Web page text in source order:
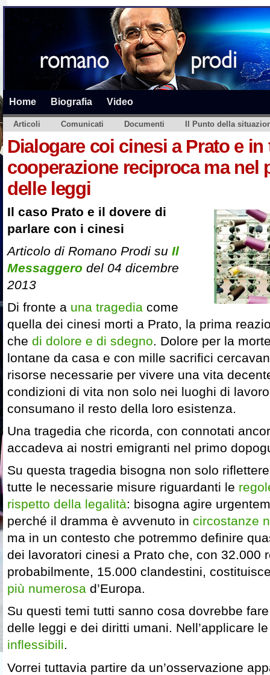
Home Biografia Video
Articoli Comunicati Documenti Il Punto della
Dialogare coi cinesi a Prato e in
cooperazione reciproca ma nel
delle leggi
Il caso Prato e il dovere di
parlare con i cinesi
Articolo di Romano Prodi su Il
Messaggero del 04 dicembre
2013
Di fronte a una tragedia come
quella dei cinesi morti a Prato, la prima
che di dolore e di sdegno. Dolore per la
lontane da casa e con mille sacrifici
risorse necessarie per vivere una vita
condizioni di vita non solo nei luoghi di
consumano il resto della loro esistenza.
Una tragedia che ricorda, con connotati
accadeva ai nostri emigranti nel primo
Su questa tragedia bisogna non solo
tutte le necessarie misure riguardanti le
rispetto della legalità: bisogna agire
perché il dramma è avvenuto in circostanze
ma in un contesto che potremmo definire
dei lavoratori cinesi a Prato che, con 32.000
probabilmente, 15.000 clandestini,
più numerosa d’Europa.
Su questi temi tutti sanno cosa dovrebbe
delle leggi e dei diritti umani. Nell’applicare
inflessibili.
Vorrei tuttavia partire da un’osservazione